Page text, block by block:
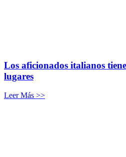
Los aficionados italianos
lugares
Leer Más >>